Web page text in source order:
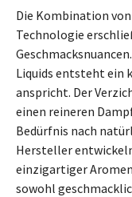
Die Kombination
Technologie
Liquids entsteht ein
anspricht. Der
einen reineren
Bedürfnis nach
Hersteller
einzigartiger
sowohl